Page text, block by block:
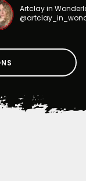
Artclay in